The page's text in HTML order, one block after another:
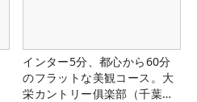
インター5分、都心から60分
のフラットな美観コース。大
栄カントリー俱楽部（千葉